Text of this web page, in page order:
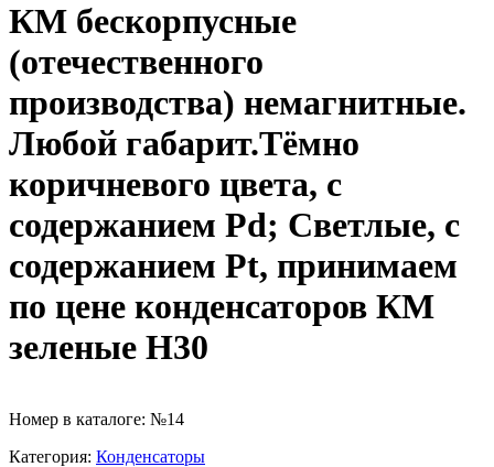
КМ бескорпусные
(отечественного
производства) немагнитные.
Любой габарит.Тёмно
коричневого цвета, с
содержанием Pd; Светлые, с
содержанием Pt, принимаем
по цене конденсаторов КМ
зеленые Н30
Номер в каталоге: №14
Категория: Конденсаторы